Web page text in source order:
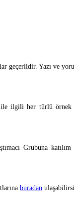
geçerlidir. Yazı ve
ile ilgili her türlü
Grubuna
buradan